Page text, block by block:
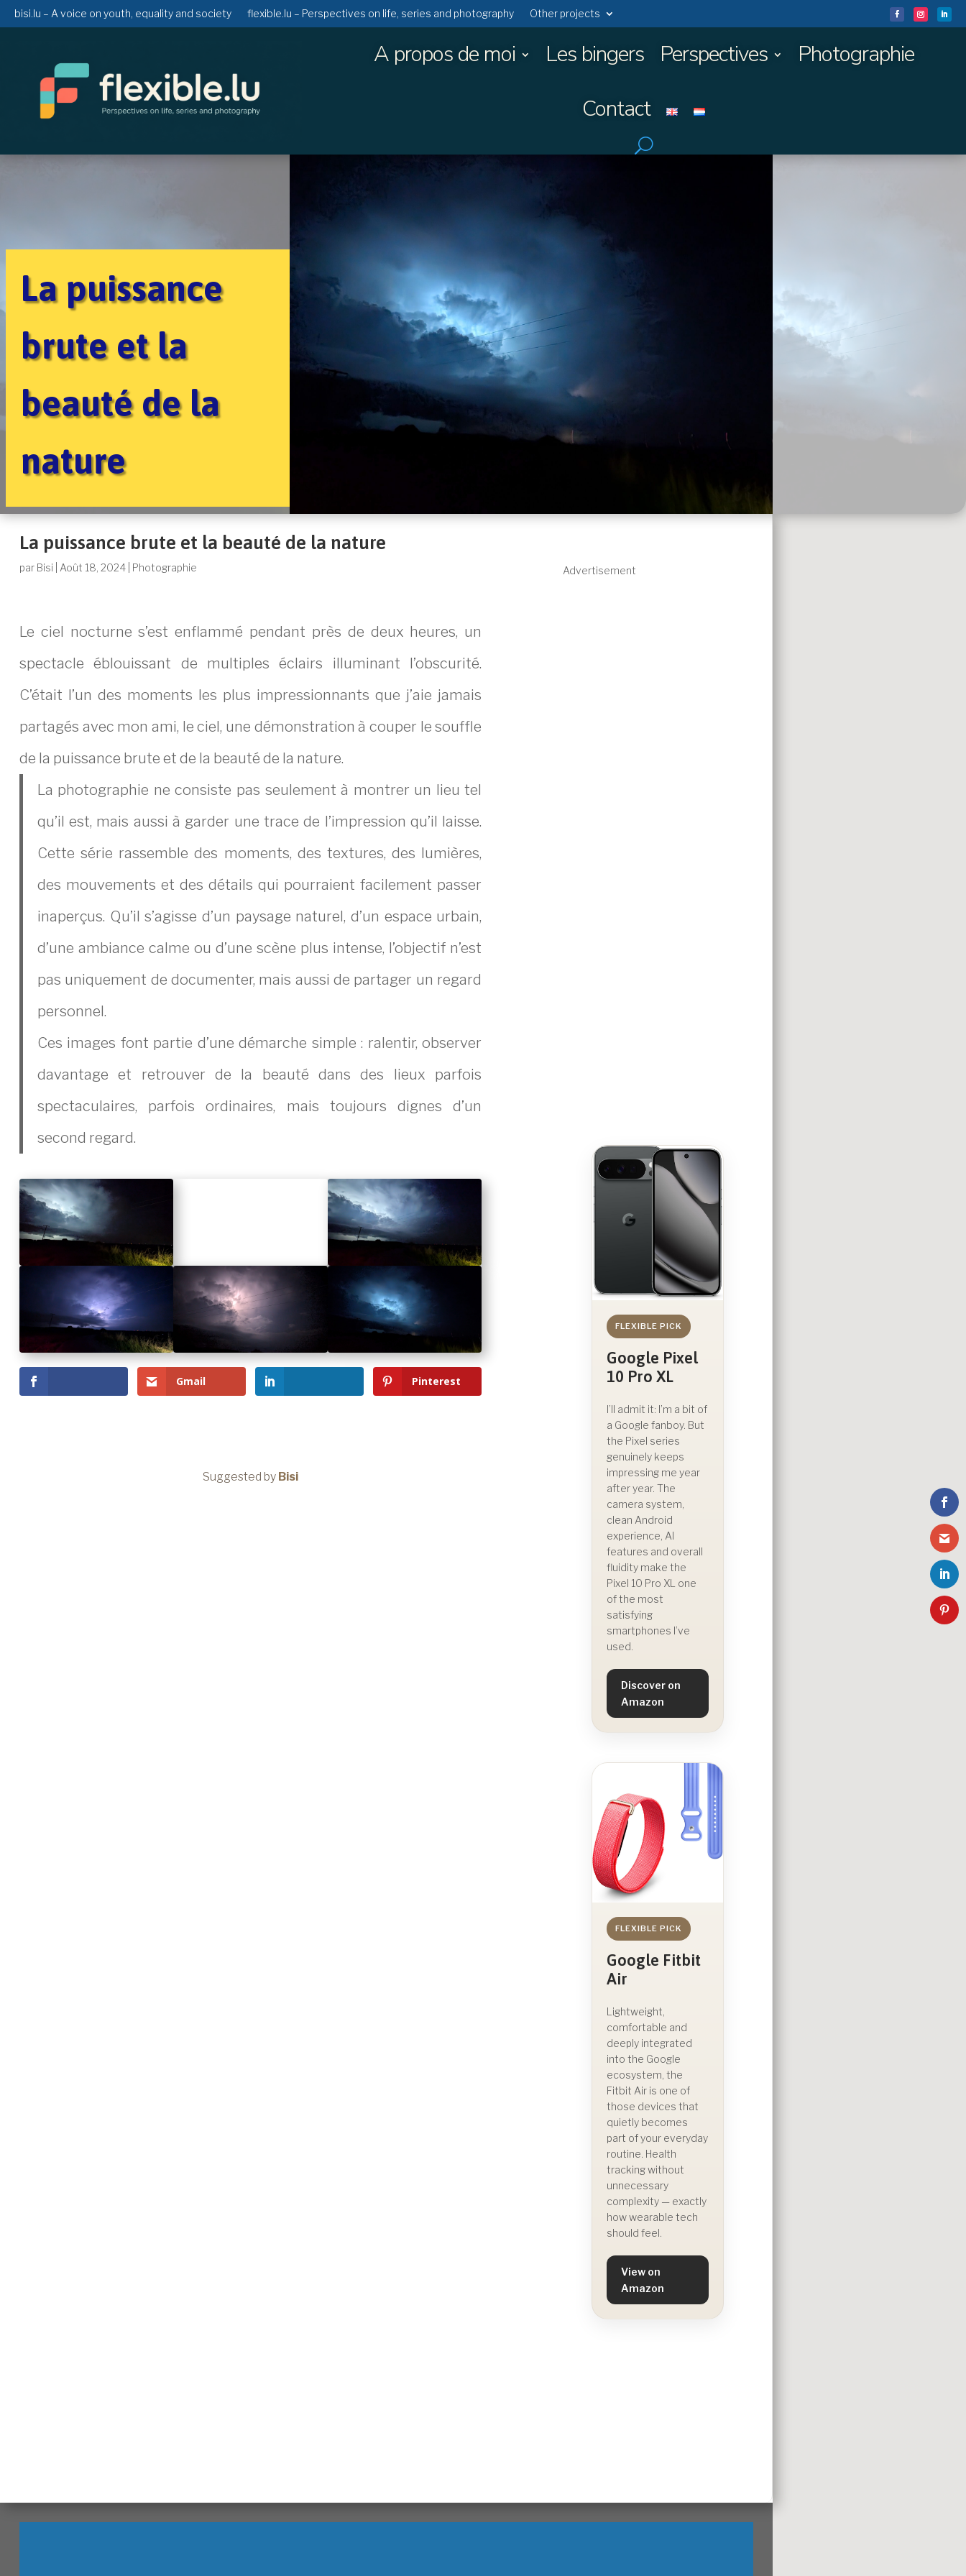
bisi.lu – A voice on youth, equality and society flexible.lu – Perspectives on life, series and photography Other projects
A propos de moi Les bingers Perspectives
Photographie
Contact
La puissance
brute et la
beauté de la
nature
La puissance brute et la beauté de la nature
par Bisi Août 18, 2024| Photographie
Le ciel nocturne s’est enflammé pendant près de deux heures, un
spectacle éblouissant de multiples éclairs illuminant l’obscurité.
C’était l’un des moments les plus impressionnants que j’aie jamais
partagés avec mon ami, le ciel, une démonstration à couper le souffle
de la puissance brute et de la beauté de la nature.
La photographie ne consiste pas seulement à montrer un lieu tel
qu’il est, mais aussi à garder une trace de l’impression qu’il laisse.
Cette série rassemble des moments, des textures, des lumières,
des mouvements et des détails qui pourraient facilement passer
inaperçus. Qu’il s’agisse d’un paysage naturel, d’un espace urbain,
d’une ambiance calme ou d’une scène plus intense, l’objectif n’est
pas uniquement de documenter, mais aussi de partager un regard
personnel.
Ces images font partie d’une démarche simple : ralentir, observer
davantage et retrouver de la beauté dans des lieux parfois
spectaculaires, parfois ordinaires, mais toujours dignes d’un
second regard.
Gmail Pinterest
Suggested by Bisi
Advertisement
FLEXIBLE PICK
Google Pixel
10 Pro XL
I’ll admit it: I’m a bit of
a Google fanboy. But
the Pixel series
genuinely keeps
impressing me year
after year. The
camera system,
clean Android
experience, AI
features and overall
fluidity make the
Pixel 10 Pro XL one
of the most
satisfying
smartphones I’ve
used.
Discover on
Amazon
FLEXIBLE PICK
Google Fitbit
Air
Lightweight,
comfortable and
deeply integrated
into the Google
ecosystem, the
Fitbit Air is one of
those devices that
quietly becomes
part of your everyday
routine. Health
tracking without
unnecessary
complexity — exactly
how wearable tech
should feel.
View on
Amazon